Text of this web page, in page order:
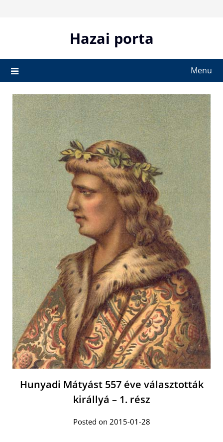
Hazai porta
Menu
Hunyadi Mátyást 557 éve választották
királlyá – 1. rész
Posted on 2015-01-28